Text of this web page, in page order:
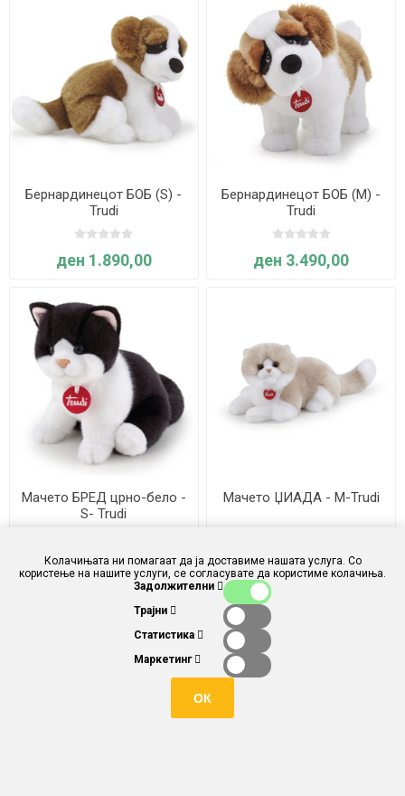
Бернардинецот БОБ (S) -
Trudi
ден 1.890,00
Бернардинецот БОБ (M) -
Trudi
ден 3.490,00
Мачето БРЕД црно-бело -
S- Trudi
ден 1.890,00
Мачето ЏИАДА - M-Trudi
ден 3.490,00
Колачињата ни помагаат да ја доставиме нашата услуга. Со
користење на нашите услуги, се согласувате да користиме колачиња.
Задолжителни
Трајни
Статистика
Маркетинг
ОК